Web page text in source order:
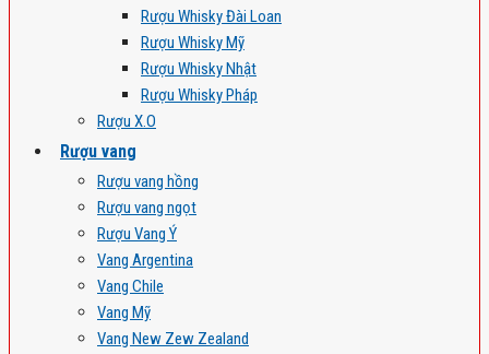
Rượu Whisky Đài Loan
Rượu Whisky Mỹ
Rượu Whisky Nhật
Rượu Whisky Pháp
Rượu X.O
Rượu vang
Rượu vang hồng
Rượu vang ngọt
Rượu Vang Ý
Vang Argentina
Vang Chile
Vang Mỹ
Vang New Zew Zealand